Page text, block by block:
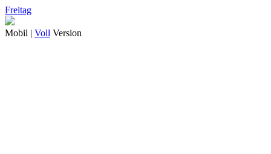
Freitag
Mobil | Voll Version